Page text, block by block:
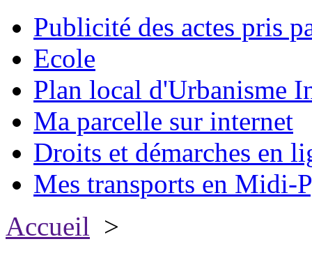
Publicité des actes pris
Ecole
Plan local d'Urbanisme
Ma parcelle sur internet
Droits et démarches en
Mes transports en Midi-
Accueil >